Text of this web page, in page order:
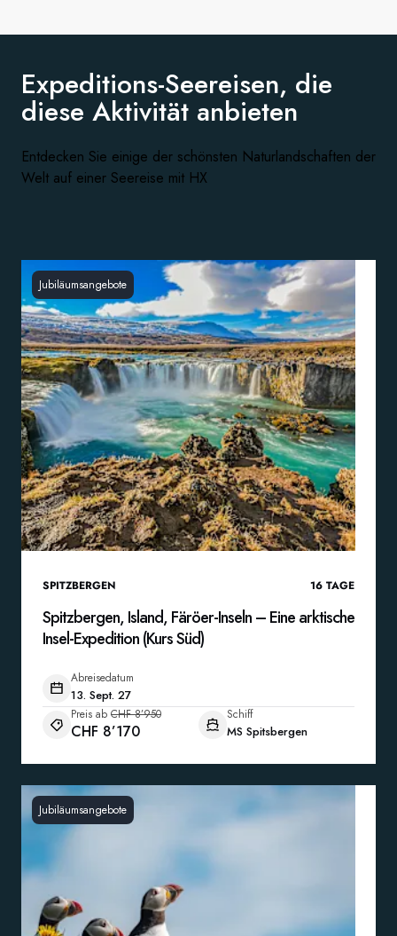
Expeditions-Seereisen, die
diese Aktivität anbieten
Entdecken Sie einige der schönsten Naturlandschaften der
Welt auf einer Seereise mit HX
Jubiläumsangebote
SPITZBERGEN 16 TAGE
Spitzbergen, Island, Färöer-Inseln – Eine arktische
Insel-Expedition (Kurs Süd)
Abreisedatum
13. Sept. 27
Preis ab CHF 8’950
CHF 8’170
Schiff
MS Spitsbergen
Jubiläumsangebote